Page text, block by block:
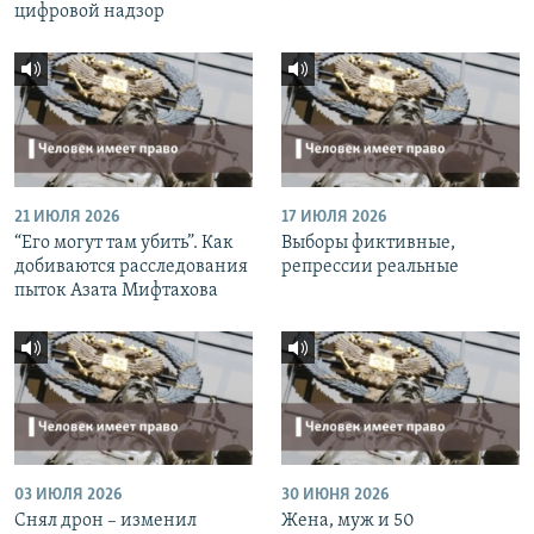
цифровой надзор
21 ИЮЛЯ 2026
“Его могут там убить”. Как
добиваются расследования
пыток Азата Мифтахова
17 ИЮЛЯ 2026
Выборы фиктивные,
репрессии реальные
03 ИЮЛЯ 2026
Снял дрон – изменил
30 ИЮНЯ 2026
Жена, муж и 50